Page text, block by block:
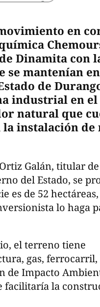
en
Dinamita con
se mantenían
de
industrial en el
natural que
instalación de
Galán, titular
del Estado, se
es de 52 hectáreas,
lo haga
el terreno tiene
gas, ferrocarril,
de Impacto
facilitaría la